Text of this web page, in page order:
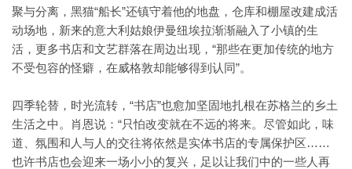
聚与分离，黑猫“船长”还镇守着他的地盘，仓库和棚屋改建成活
动场地，新来的意大利姑娘伊曼纽埃拉渐渐融入了小镇的生
活，更多书店和文艺群落在周边出现，“那些在更加传统的地方
不受包容的怪癖，在威格敦却能够得到认同”。
四季轮替，时光流转，“书店”也愈加坚固地扎根在苏格兰的乡土
生活之中。肖恩说：“只怕改变就在不远的将来。尽管如此，味
道、氛围和人与人的交往将依然是实体书店的专属保护区……
也许书店也会迎来一场小小的复兴，足以让我们中的一些人再